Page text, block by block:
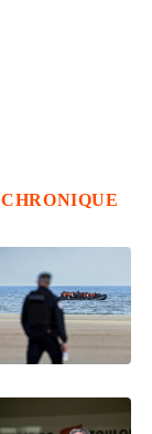
CHRONIQUE